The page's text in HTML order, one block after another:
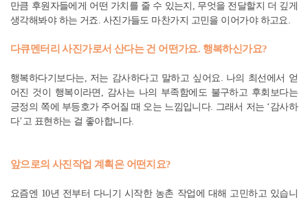
만큼 후원자들에게 어떤 가치를 줄 수 있는지, 무엇을 전달할지 더 깊게
생각해봐야 하는 거죠. 사진가들도 마찬가지 고민을 이어가야 하고요.
다큐멘터리 사진가로서 산다는 건 어떤가요. 행복하신가요?
행복하다기보다는, 저는 감사하다고 말하고 싶어요. 나의 최선에서 얻
어진 것이 행복이라면, 감사는 나의 부족함에도 불구하고 후회보다는
긍정의 쪽에 부등호가 주어질 때 오는 느낌입니다. 그래서 저는 ‘감사하
다’고 표현하는 걸 좋아합니다.
앞으로의 사진작업 계획은 어떤지요?
요즘엔 10년 전부터 다니기 시작한 농촌 작업에 대해 고민하고 있습니